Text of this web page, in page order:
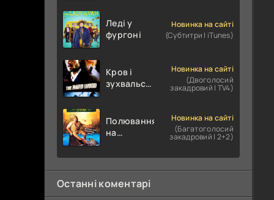
Леді у
фургоні
Новинка на сайті
(Субтитри | iTunes)
Кров і
зухвальство
Новинка на сайті
(Двоголосий
закадровий | TV4)
Полювання
на
Сутичка
Новинка на сайті
(Багатоголосий
закадровий | 2+2)
Останні коментарі